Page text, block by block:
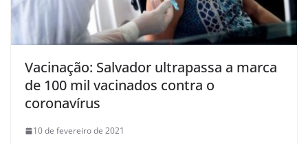
Vacinação: Salvador ultrapassa a marca
de 100 mil vacinados contra o
coronavírus
10 de fevereiro de 2021